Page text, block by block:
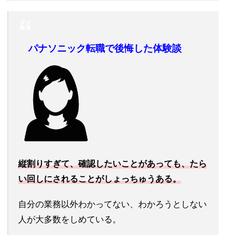
パナソニック転職で後悔した体験談
縦割りすぎて、確認したいことがあっても、たら
い回しにされることがしょっちゅうある。
自分の業務以外わかってない、わかろうとしない
人が大多数をしめている。